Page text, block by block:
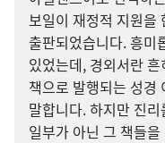
보일이 재정적 지원을
출판되었습니다. 흥미
있었는데, 경외서란
책으로 발행되는 성경
말합니다. 하지만 진
일부가 아닌 그 책들